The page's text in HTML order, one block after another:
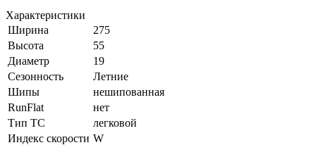
Характеристики
Ширина
275
Высота
55
Диаметр
19
Сезонность
Летние
Шипы
нешипованная
RunFlat
нет
Тип ТС
легковой
Индекс скорости W